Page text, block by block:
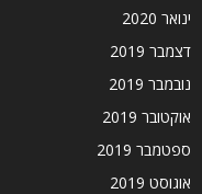
ינואר 2020
דצמבר 2019
נובמבר 2019
אוקטובר 2019
ספטמבר 2019
אוגוסט 2019